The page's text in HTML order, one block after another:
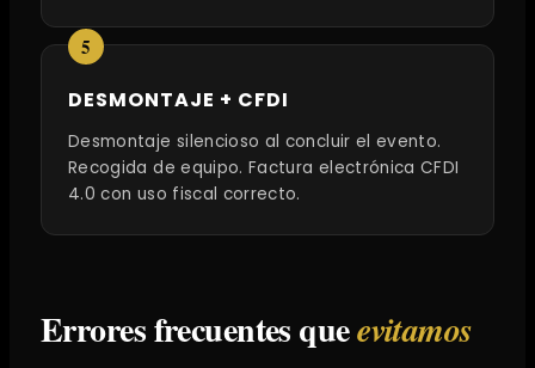
DESMONTAJE + CFDI
Desmontaje silencioso al concluir el evento.
Recogida de equipo. Factura electrónica CFDI
4.0 con uso fiscal correcto.
Errores frecuentes queevitamos